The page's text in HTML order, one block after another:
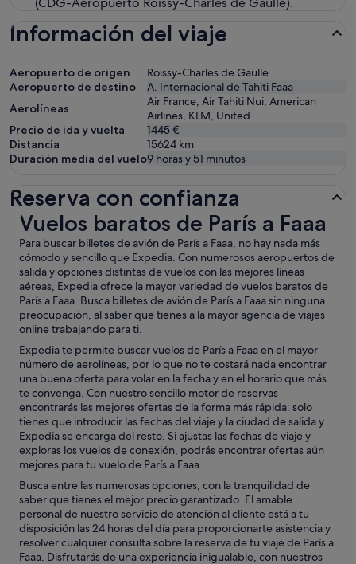
Información del viaje
Aeropuerto de origen
Roissy-Charles de Gaulle
Aeropuerto de destino
A. Internacional de Tahiti Faaa
Aerolíneas
Air France, Air Tahiti Nui, American
Airlines, KLM, United
Precio de ida y vuelta
1445 €
Distancia
15624 km
Duración media del vuelo9 horas y 51 minutos
Reserva con confianza
Vuelos baratos de París a Faaa
Para buscar billetes de avión de París a Faaa, no hay nada más
cómodo y sencillo que Expedia. Con numerosos aeropuertos de
salida y opciones distintas de vuelos con las mejores líneas
aéreas, Expedia ofrece la mayor variedad de vuelos baratos de
París a Faaa. Busca billetes de avión de París a Faaa sin ninguna
preocupación, al saber que tienes a la mayor agencia de viajes
online trabajando para ti.
Expedia te permite buscar vuelos de París a Faaa en el mayor
número de aerolíneas, por lo que no te costará nada encontrar
una buena oferta para volar en la fecha y en el horario que más
te convenga. Con nuestro sencillo motor de reservas
encontrarás las mejores ofertas de la forma más rápida: solo
tienes que introducir las fechas del viaje y la ciudad de salida y
Expedia se encarga del resto. Si ajustas las fechas de viaje y
exploras los vuelos de conexión, podrás encontrar ofertas aún
mejores para tu vuelo de París a Faaa.
Busca entre las numerosas opciones, con la tranquilidad de
saber que tienes el mejor precio garantizado. El amable
personal de nuestro servicio de atención al cliente está a tu
disposición las 24 horas del día para proporcionarte asistencia y
resolver cualquier consulta sobre la reserva de tu viaje de París a
Faaa. Disfrutarás de una experiencia inigualable, con nuestros
Vuelos baratos de París a Faaa